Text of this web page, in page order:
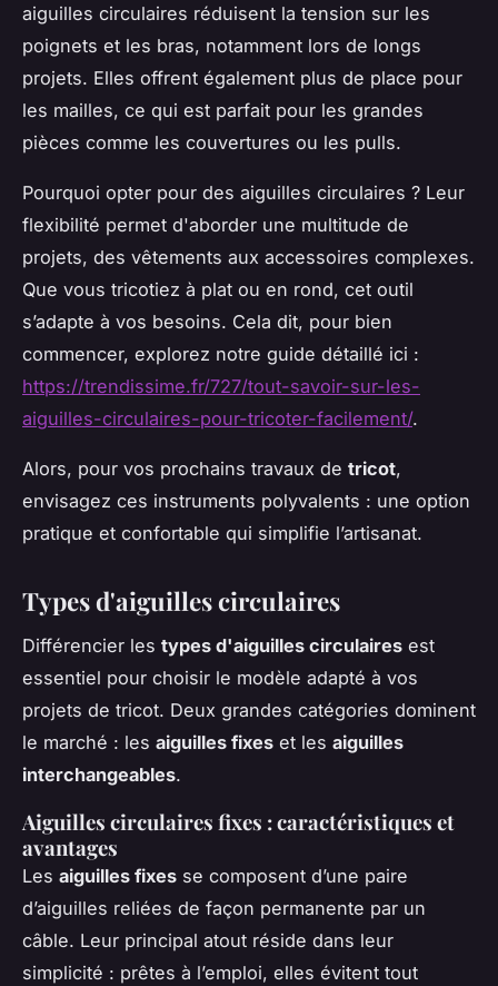
aiguilles circulaires réduisent la tension sur les
poignets et les bras, notamment lors de longs
projets. Elles offrent également plus de place pour
les mailles, ce qui est parfait pour les grandes
pièces comme les couvertures ou les pulls.
Pourquoi opter pour des aiguilles circulaires ? Leur
flexibilité permet d'aborder une multitude de
projets, des vêtements aux accessoires complexes.
Que vous tricotiez à plat ou en rond, cet outil
s’adapte à vos besoins. Cela dit, pour bien
commencer, explorez notre guide détaillé ici :
https://trendissime.fr/727/tout-savoir-sur-les-
aiguilles-circulaires-pour-tricoter-facilement/.
Alors, pour vos prochains travaux de tricot,
envisagez ces instruments polyvalents : une option
pratique et confortable qui simplifie l’artisanat.
Types d'aiguilles circulaires
Différencier les types d'aiguilles circulaires est
essentiel pour choisir le modèle adapté à vos
projets de tricot. Deux grandes catégories dominent
le marché : les aiguilles fixes et les aiguilles
interchangeables.
Aiguilles circulaires fixes : caractéristiques et
avantages
Les aiguilles fixes se composent d’une paire
d’aiguilles reliées de façon permanente par un
câble. Leur principal atout réside dans leur
simplicité : prêtes à l’emploi, elles évitent tout